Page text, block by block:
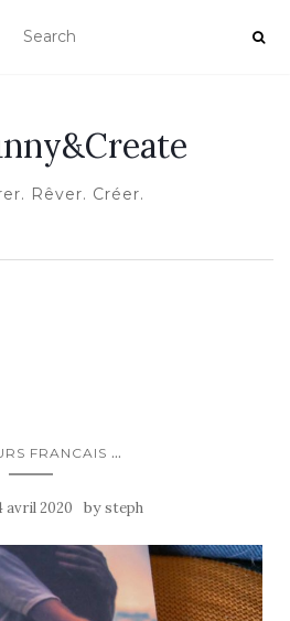
Rêver. Créer.
FRANCAIS ...
avril 2020 bysteph